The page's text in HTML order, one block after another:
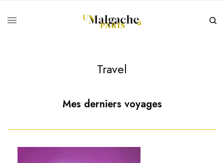
Travel
Mes derniers voyages